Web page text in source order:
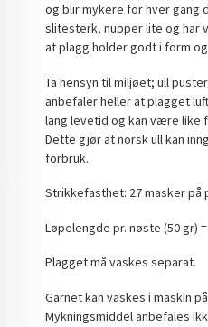
og blir mykere for hver gang
slitesterk, nupper lite og har
at plagg holder godt i form
Ta hensyn til miljøet; ull
anbefaler heller at plagget
lang levetid og kan være like
Dette gjør at norsk ull kan
forbruk.
Strikkefasthet: 27 masker på
Løpelengde pr. nøste (50 gr)
Plagget må vaskes separat.
Garnet kan vaskes i maskin
Mykningsmiddel anbefales